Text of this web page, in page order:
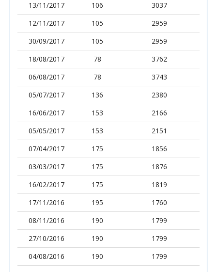
13/11/2017
106
3037
12/11/2017
105
2959
30/09/2017
105
2959
18/08/2017
78
3762
06/08/2017
78
3743
05/07/2017
136
2380
16/06/2017
153
2166
05/05/2017
153
2151
07/04/2017
175
1856
03/03/2017
175
1876
16/02/2017
175
1819
17/11/2016
195
1760
08/11/2016
190
1799
27/10/2016
190
1799
04/08/2016
190
1799